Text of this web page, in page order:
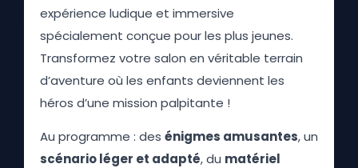
expérience ludique et immersive
spécialement conçue pour les plus jeunes.
Transformez votre salon en véritable terrain
d’aventure où les enfants deviennent les
héros d’une mission palpitante !
Au programme : des énigmes amusantes, un
scénario léger et adapté, du matériel